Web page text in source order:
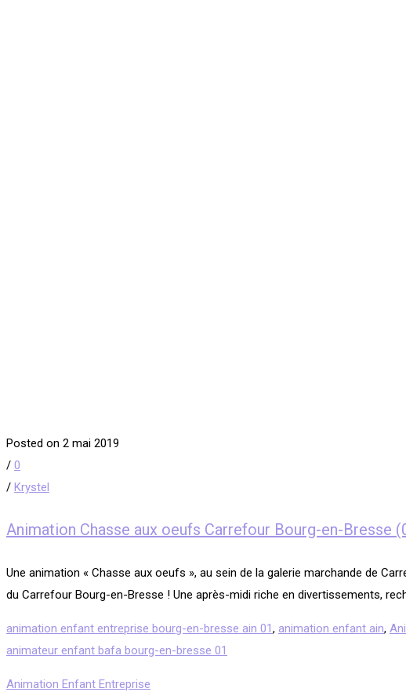
Posted on 2 mai 2019
/ 0
/ Krystel
Animation Chasse aux oeufs Carrefour Bourg-en-Bresse
Une animation « Chasse aux oeufs », au sein de la galerie marchande de
du Carrefour Bourg-en-Bresse ! Une après-midi riche en divertissements,
animation enfant entreprise bourg-en-bresse ain 01, animation enfant ain,
animateur enfant bafa bourg-en-bresse 01
Animation Enfant Entreprise